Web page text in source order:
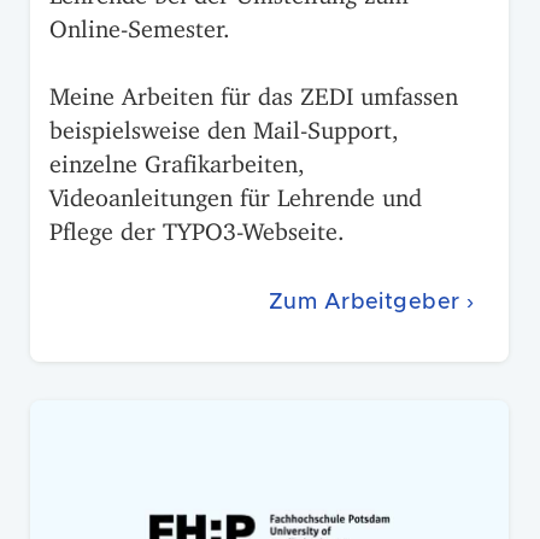
Online-Semester.
Meine Arbeiten für das ZEDI umfassen
beispielsweise den Mail-Support,
einzelne Grafikarbeiten,
Videoanleitungen für Lehrende und
Pflege der TYPO3-Webseite.
Zum Arbeitgeber ›